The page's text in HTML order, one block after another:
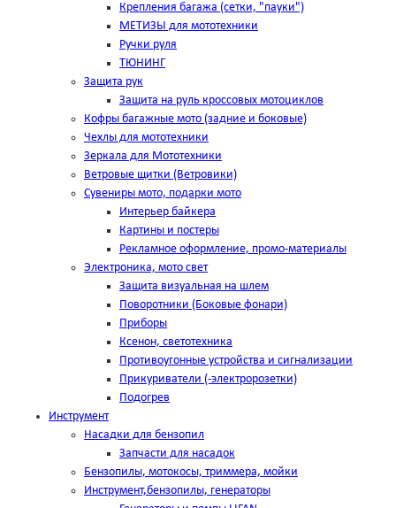
Крепления багажа (сетки, "пауки")
МЕТИЗЫ для мототехники
Ручки руля
ТЮНИНГ
Защита рук
Защита на руль кроссовых мотоциклов
Кофры багажные мото (задние и боковые)
Чехлы для мототехники
Зеркала для Мототехники
Ветровые щитки (Ветровики)
Сувениры мото, подарки мото
Интерьер байкера
Картины и постеры
Рекламное оформление, промо-материалы
Электроника, мото свет
Защита визуальная на шлем
Поворотники (Боковые фонари)
Приборы
Ксенон, светотехника
Противоугонные устройства и сигнализации
Прикуриватели (-электророзетки)
Подогрев
Инструмент
Насадки для бензопил
Запчасти для насадок
Бензопилы, мотокосы, триммера, мойки
Инструмент,бензопилы, генераторы